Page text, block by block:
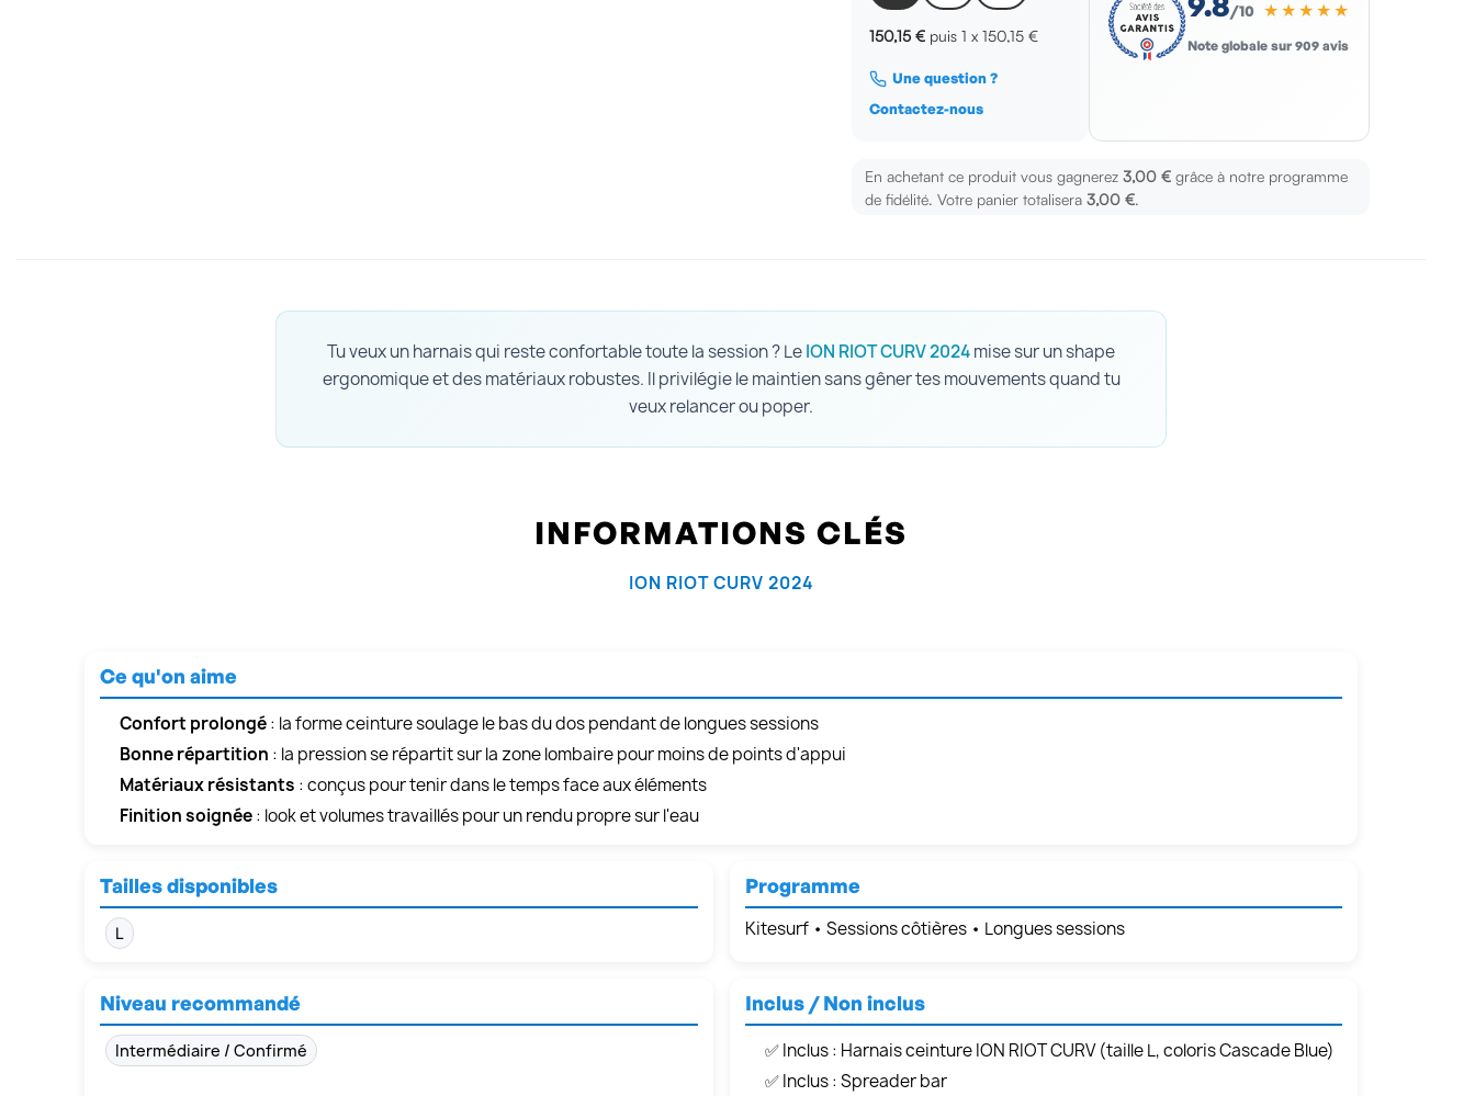
150,15 € puis 1 x150,15 €
Une question ?
Contactez-nous
/10 ★★★★★
Note globale sur 909 avis
En achetant ce produit vous gagnerez3,00 € grâce à notre programme
de fidélité. Votre panier totalisera3,00 €.
Tu veux un harnais qui reste confortable toute la session ? LeION RIOT CURV 2024mise sur un shape
ergonomique et des matériaux robustes. Il privilégie le maintien sans gêner tes mouvements quand tu
veux relancer ou poper.
INFORMATIONS CLÉS
ION RIOT CURV 2024
Ce qu'on aime
Confort prolongé: la forme ceinture soulage le bas du dos pendant de longues sessions
Bonne répartition : la pression se répartit sur la zone lombaire pour moins de points d'appui
Matériaux résistants : conçus pour tenir dans le temps face aux éléments
Finition soignée: look et volumes travaillés pour un rendu propre sur l'eau
Tailles disponibles
L
Programme
Kitesurf • Sessions côtières • Longues sessions
Niveau recommandé
Intermédiaire / Confirmé
Inclus / Non inclus
✅ Inclus : Harnais ceinture ION RIOT CURV (taille L, coloris Cascade Blue)
✅ Inclus : Spreader bar